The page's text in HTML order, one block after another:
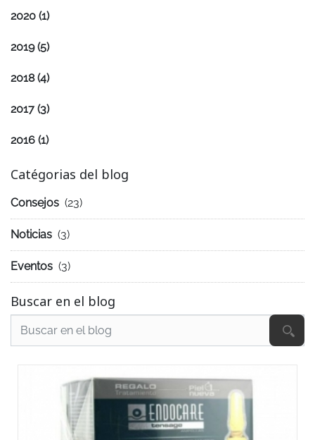
2020 (1)
2019(5)
2018(4)
2017 (3)
2016 (1)
Catégorias del blog
Consejos (23)
Noticias (3)
Eventos (3)
Buscar en el blog